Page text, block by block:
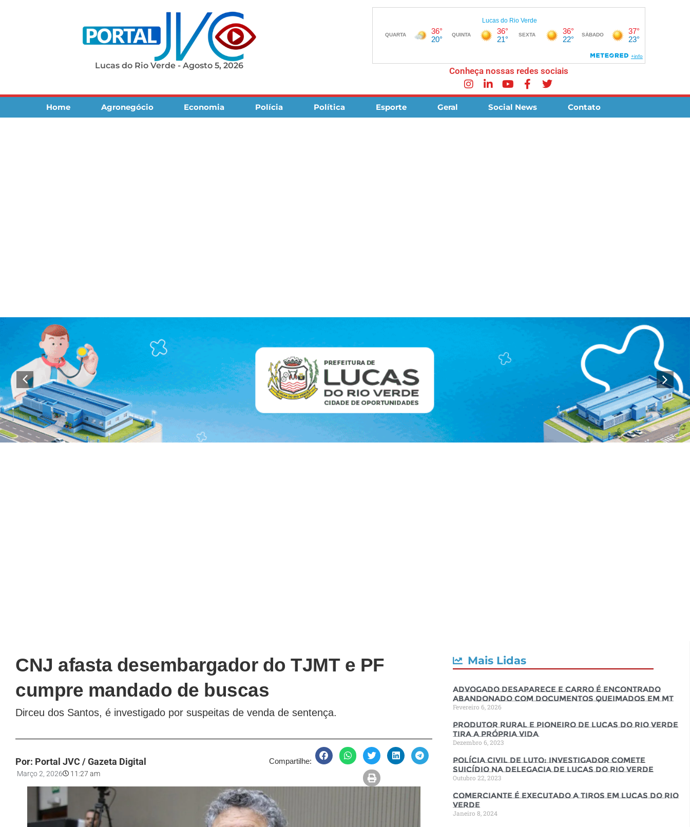
Lucas do Rio Verde - Agosto 5, 2026
Conheça nossas redes sociais
Home Agronegócio Economia Polícia Política Esporte Geral Social News Contato
CNJ afasta desembargador do TJMT e PF
cumpre mandado de buscas
Dirceu dos Santos, é investigado por suspeitas de venda de sentença.
Por: Portal JVC / Gazeta Digital
Março 2, 2026 11:27 am
Compartilhe:
Mais Lidas
Advogado desaparece e carro é encontrado
abandonado com documentos queimados em MT
Fevereiro 6, 2026
Produtor rural e pioneiro de Lucas do Rio Verde
tira a própria vida
Dezembro 6, 2023
Polícia Civil de luto: Investigador comete
suicídio na Delegacia de Lucas do Rio Verde
Outubro 22, 2023
Comerciante é executado a tiros em Lucas do Rio
Verde
Janeiro 8, 2024